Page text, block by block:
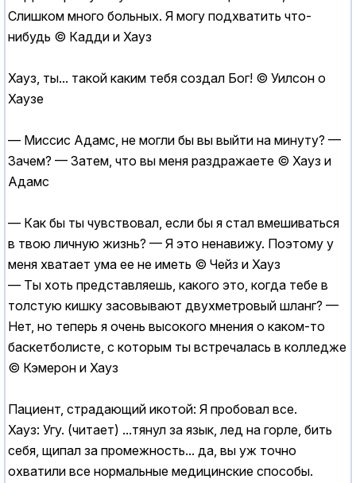
Слишком много больных. Я могу подхватить что-
нибудь © Кадди и Хауз
Хауз, ты... такой каким тебя создал Бог! © Уилсон о
Хаузе
— Миссис Адамс, не могли бы вы выйти на минуту? —
Зачем? — Затем, что вы меня раздражаете © Хауз и
Адамс
— Как бы ты чувствовал, если бы я стал вмешиваться
в твою личную жизнь? — Я это ненавижу. Поэтому у
меня хватает ума ее не иметь © Чейз и Хауз
— Ты хоть представляешь, какого это, когда тебе в
толстую кишку засовывают двухметровый шланг? —
Нет, но теперь я очень высокого мнения о каком-то
баскетболисте, с которым ты встречалась в колледже
© Кэмерон и Хауз
Пациент, страдающий икотой: Я пробовал все.
Хауз: Угу. (читает) ...тянул за язык, лед на горле, бить
себя, щипал за промежность... да, вы уж точно
охватили все нормальные медицинские способы.